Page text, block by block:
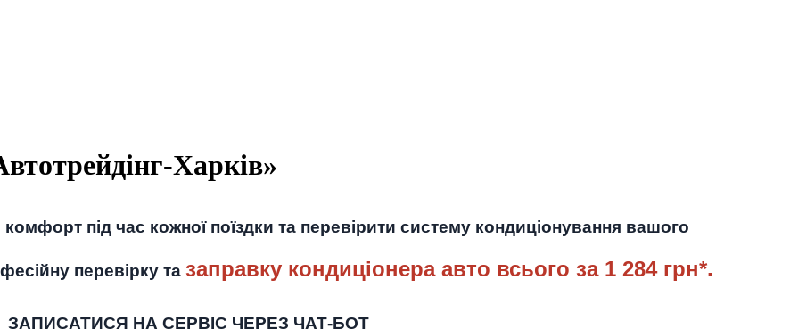
Харків»
під час кожної поїздки та перевірити систему кондиціонування вашого
перевірку та заправку кондиціонера авто всього за 1 284 грн*.
ЗАПИСАТИСЯ НА СЕРВІС ЧЕРЕЗ ЧАТ-БОТ